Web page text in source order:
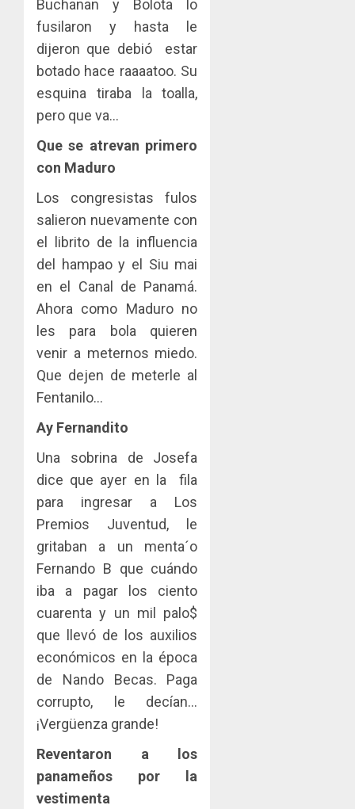
Buchanan y Bolota lo
fusilaron y hasta le
dijeron que debió estar
botado hace raaaatoo. Su
esquina tiraba la toalla,
pero que va…
Que se atrevan primero
con Maduro
Los congresistas fulos
salieron nuevamente con
el librito de la influencia
del hampao y el Siu mai
en el Canal de Panamá.
Ahora como Maduro no
les para bola quieren
venir a meternos miedo.
Que dejen de meterle al
Fentanilo…
Ay Fernandito
Una sobrina de Josefa
dice que ayer en la fila
para ingresar a Los
Premios Juventud, le
gritaban a un menta´o
Fernando B que cuándo
iba a pagar los ciento
cuarenta y un mil palo$
que llevó de los auxilios
económicos en la época
de Nando Becas. Paga
corrupto, le decían…
¡Vergüenza grande!
Reventaron a los
panameños por la
vestimenta